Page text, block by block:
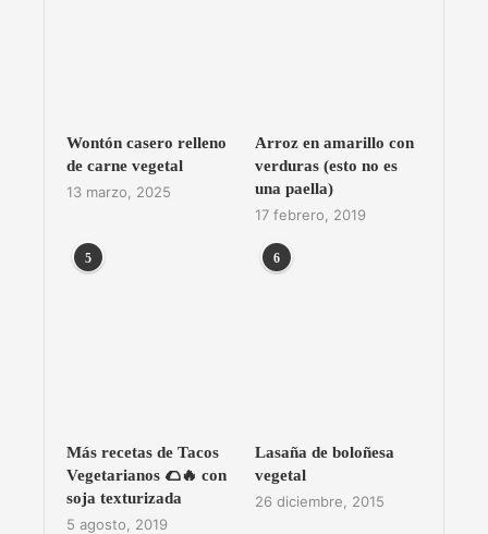
Wontón casero relleno
de carne vegetal
13 marzo, 2025
Arroz en amarillo con
verduras (esto no es
una paella)
17 febrero, 2019
5
Más recetas de Tacos
Vegetarianos 🌮🔥 con
soja texturizada
5 agosto, 2019
6
Lasaña de boloñesa
vegetal
26 diciembre, 2015